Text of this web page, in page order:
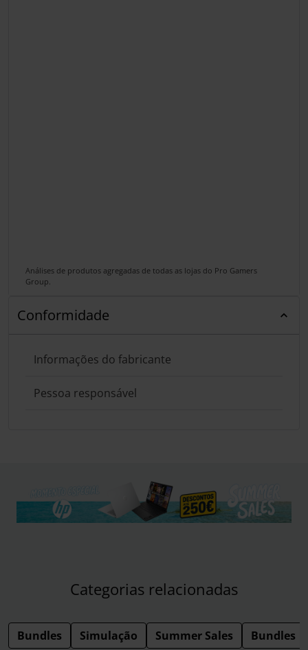
Análises de produtos agregadas de todas as lojas do Pro Gamers
Group.
Conformidade
Informações do fabricante
Pessoa responsável
Categorias relacionadas
Bundles Simulação Summer Sales Bundles